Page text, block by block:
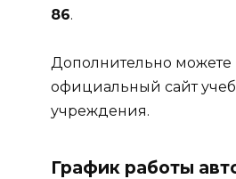
86.
Дополнительно можете
официальный сайт
учреждения.
График работы